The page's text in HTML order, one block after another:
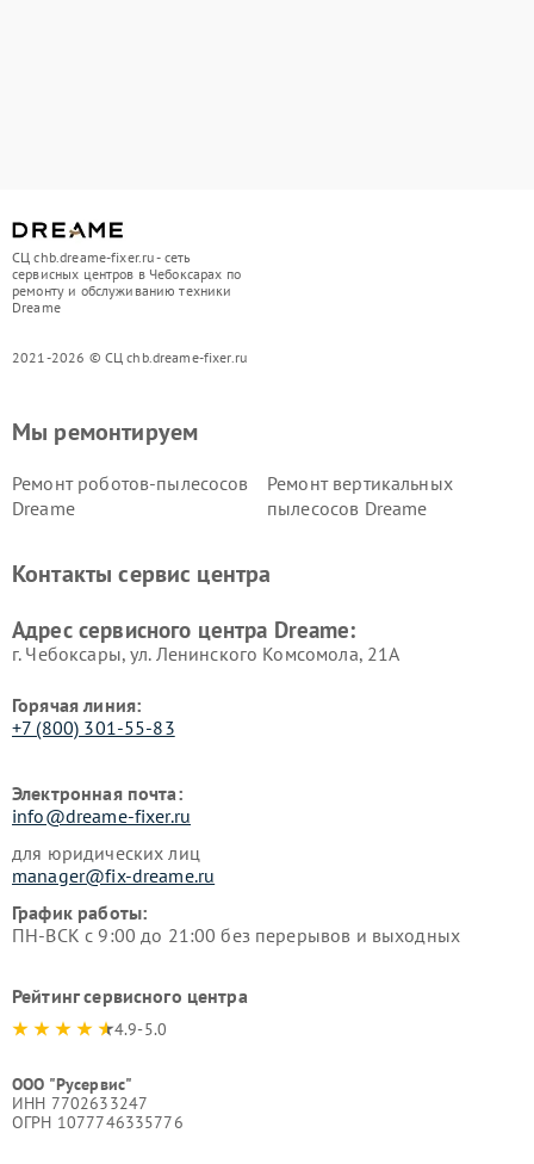
СЦ chb.dreame-fixer.ru - сеть
сервисных центров в Чебоксарах по
ремонту и обслуживанию техники
Dreame
2021-2026 © СЦ chb.dreame-fixer.ru
Мы ремонтируем
Ремонт роботов-пылесосов
Dreame
Ремонт вертикальных
пылесосов Dreame
Контакты сервис центра
Адрес сервисного центра Dreame:
г. Чебоксары, ул. Ленинского Комсомола, 21А
Горячая линия:
+7 (800) 301-55-83
Электронная почта:
info@dreame-fixer.ru
для юридических лиц
manager@fix-dreame.ru
График работы:
ПН-ВСК с 9:00 до 21:00 без перерывов и выходных
Рейтинг сервисного центра
4.9-5.0
ООО "Русервис"
ИНН 7702633247
ОГРН 1077746335776